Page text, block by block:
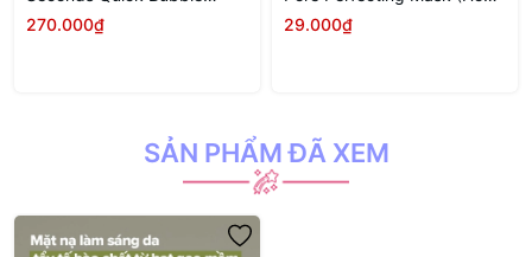
Mask 95ml - MOIST
270.000₫
- Dạng miếng)
29.000₫
SẢN PHẨM ĐÃ XEM